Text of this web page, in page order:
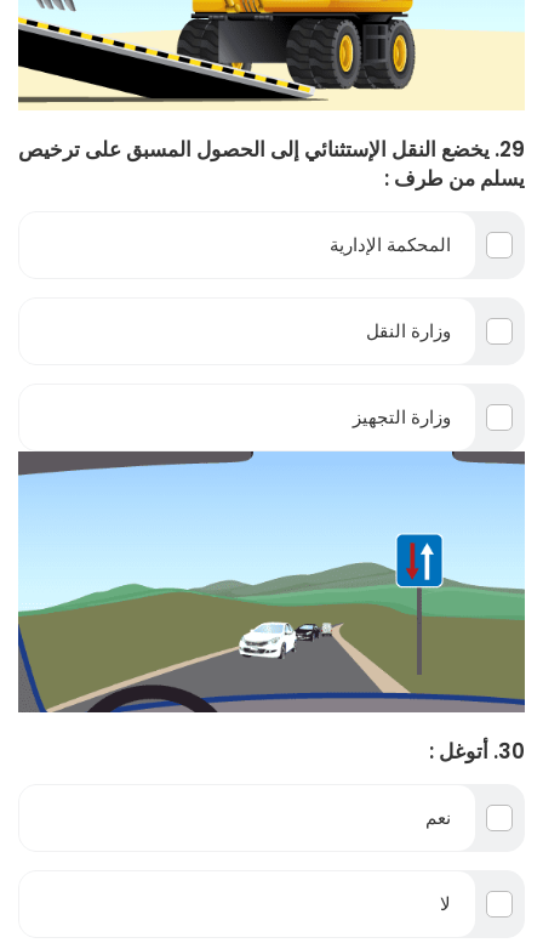
29. يخضع النقل الإستثنائي إلى الحصول المسبق على ترخيص
يسلم من طرف :
المحكمة الإدارية
وزارة النقل
وزارة التجهيز
30. أتوغل :
نعم
لا